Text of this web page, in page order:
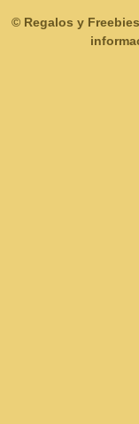
© Regalos y